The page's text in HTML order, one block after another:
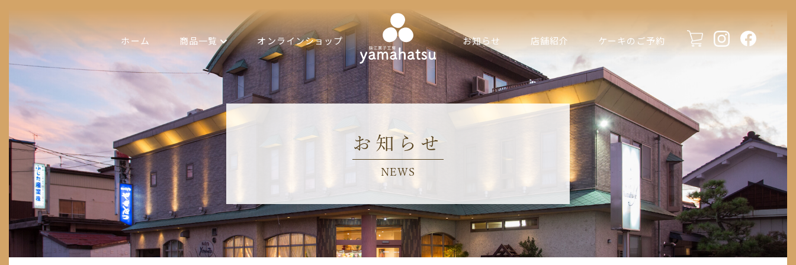
ホーム 商品一覧
全ての商品
ジェラート
梵・吟醸スイーツ
デコレーションケーキ
洋菓子
和菓子
ギフト
オンラインショップ お知らせ 店舗紹介 ケーキのご予約
お知らせ
NEWS